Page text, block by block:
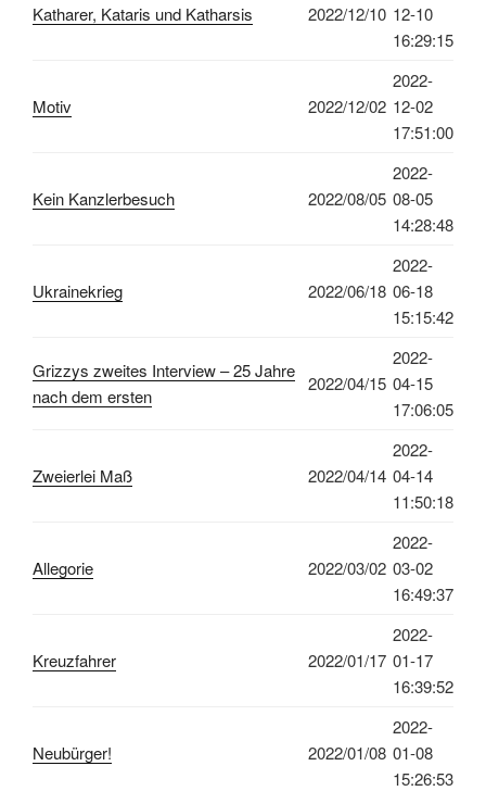
Katharer, Kataris und Katharsis 2022/12/10 12-10
16:29:15
Motiv 2022/12/02
2022-
12-02
17:51:00
Kein Kanzlerbesuch 2022/08/05
2022-
08-05
14:28:48
Ukrainekrieg 2022/06/18
2022-
06-18
15:15:42
Grizzys zweites Interview – 25 Jahre
nach dem ersten
2022/04/15
2022-
04-15
17:06:05
Zweierlei Maß 2022/04/14
2022-
04-14
11:50:18
Allegorie 2022/03/02
2022-
03-02
16:49:37
Kreuzfahrer 2022/01/17
2022-
01-17
16:39:52
Neubürger! 2022/01/08
2022-
01-08
15:26:53